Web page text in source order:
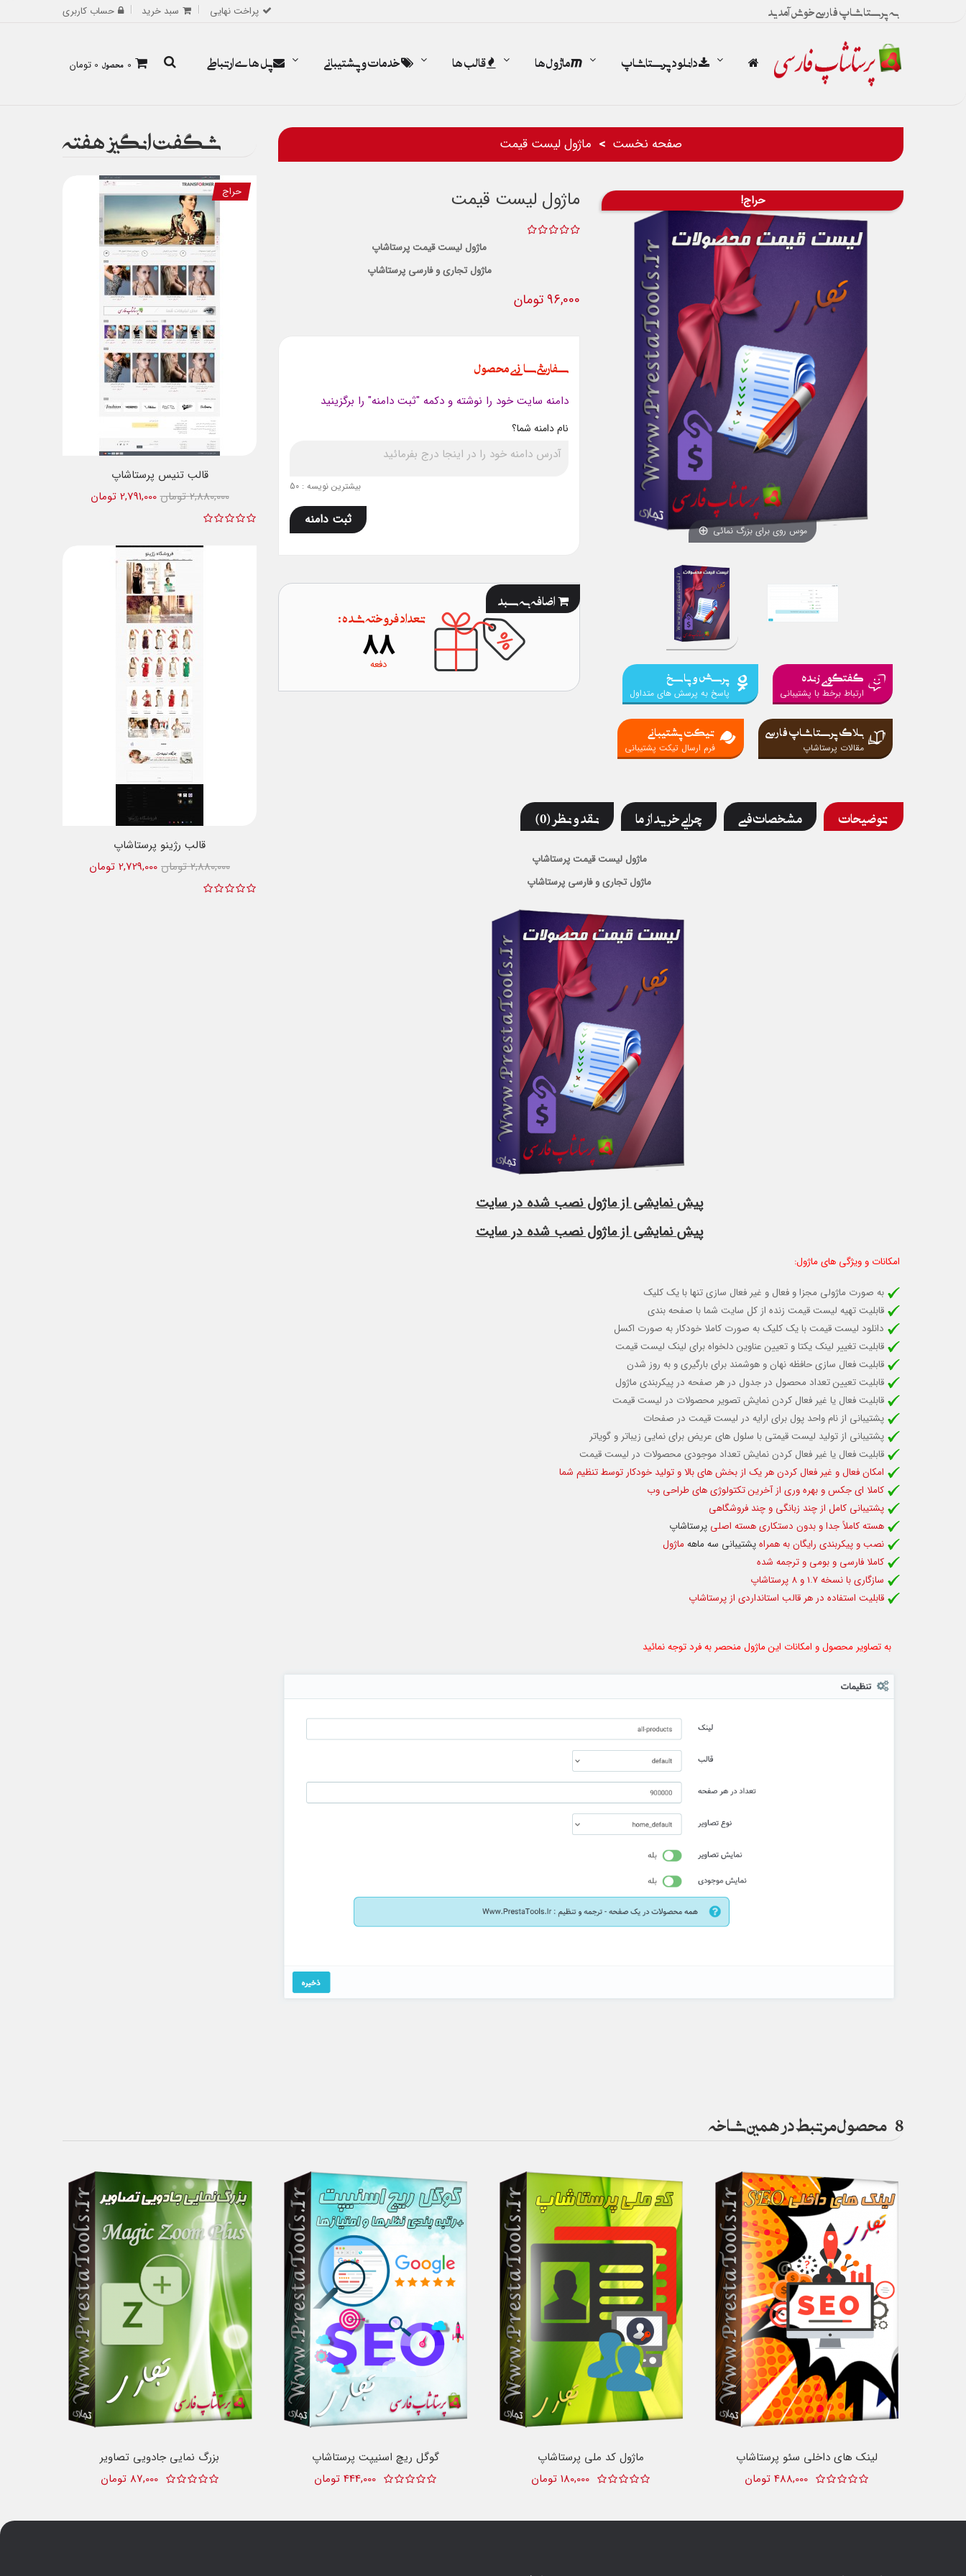
به پرستاشاپ فارسی خوش آمدید پراخت نهایی سبد خرید حساب کاربری
0 محصول 0 تومان دانلود پرستاشاپ ماژول ها قالب ها خدمات و پشتیبانی پل های ارتباطی
صفحه نخست ماژول لیست قیمت
حراج!
موس روی برای بزرگ نمائی
گفتگوی زنده
ارتباط برخط با پشتیبانی
پرسش و پاسخ
پاسخ به پرسش های متداول
بلاگ پرستاشاپ فارسی
مقالات پرستاشاپ
تیکت پشتیبانی
فرم ارسال تیکت پشتیبانی
ماژول لیست قیمت
ماژول لیست قیمت پرستاشاپ
ماژول تجاری و فارسی پرستاشاپ
96,000 تومان
سفارشی سازی محصول
دامنه سایت خود را نوشته و دکمه "ثبت دامنه" را برگزینید
نام دامنه شما؟
بیشترین نویسه : 50
ثبت دامنه
اضافه به سبد
تعداد فروخته شده :
88
دفعه
توضیحات مشخصات فنی چرایی خرید از ما نقد و نظر (0)
ماژول لیست قیمت پرستاشاپ
ماژول تجاری و فارسی پرستاشاپ
پیش نمایشی از ماژول نصب شده در سایت
پیش نمایشی از ماژول نصب شده در سایت
امکانات و ویژگی های ماژول:
به صورت ماژولی مجزا و فعال و غیر فعال سازی تنها با یک کلیک
قابلیت تهیه لیست قیمت زنده از کل سایت شما با صفحه بندی
دانلود لیست قیمت با یک کلیک به صورت کاملا خودکار به صورت اکسل
قابلیت تغییر لینک یکتا و تعیین عناوین دلخواه برای لینک لیست قیمت
قابلیت فعال سازی حافظه نهان و هوشمند برای بارگیری و به روز شدن
قابلیت تعیین تعداد محصول در جدول در هر صفحه در پیکربندی ماژول
قابلیت فعال یا غیر فعال کردن نمایش تصویر محصولات در لیست قیمت
پشتیبانی از نام واحد پول برای ارایه در لیست قیمت در صفحات
پشتیبانی از تولید لیست قیمتی با سلول های عریض برای نمایی زیباتر و گویاتر
قابلیت فعال یا غیر فعال کردن نمایش تعداد موجودی محصولات در لیست قیمت
امکان فعال و غیر فعال کردن هر یک از بخش های بالا و تولید خودکار توسط تنظیم شما
کاملا ای جکس و بهره وری از آخرین تکتولوژی های طراحی وب
پشتیبانی کامل از چند زبانگی و چند فروشگاهی
هسته کاملاً جدا و بدون دستکاری هسته اصلی پرستاشاپ
نصب و پیکربندی رایگان به همراهپشتیبانی سه ماههماژول
کاملا فارسی و بومی و ترجمه شده
سازگاری با نسخه 1.7 و 8 پرستاشاپ
قابلیت استفاده در هر قالب استانداردی از پرستاشاپ
به تصاویر محصول و امکانات این ماژول منحصر به فرد توجه نمائید
شگفت انگیز هفته
حراج
قالب تنیس پرستاشاپ
2,791,000 تومان
2,880,000 تومان
قالب رژینو پرستاشاپ
2,729,000 تومان
2,880,000 تومان
8 محصول مرتبط در همین شاخه
بزرگ نمایی جادویی تصاویر
87,000 تومان
گوگل ریچ اسنیپت پرستاشاپ
444,000 تومان
ماژول کد ملی پرستاشاپ
180,000 تومان
لینک های داخلی سئو پرستاشاپ
488,000 تومان